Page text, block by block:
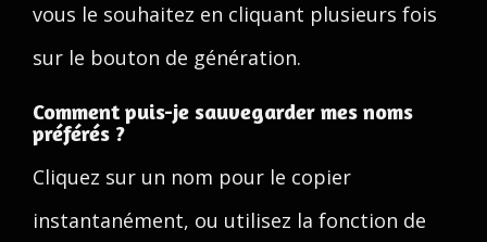
vous le souhaitez en cliquant plusieurs fois
sur le bouton de génération.
Comment puis-je sauvegarder mes noms
préférés ?
Cliquez sur un nom pour le copier
instantanément, ou utilisez la fonction de